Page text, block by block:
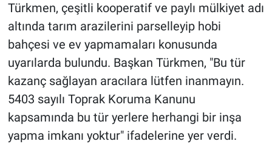
Türkmen, çeşitli kooperatif ve paylı mülkiyet adı
altında tarım arazilerini parselleyip hobi
bahçesi ve ev yapmamaları konusunda
uyarılarda bulundu. Başkan Türkmen, "Bu tür
kazanç sağlayan aracılara lütfen inanmayın.
5403 sayılı Toprak Koruma Kanunu
kapsamında bu tür yerlere herhangi bir inşa
yapma imkanı yoktur" ifadelerine yer verdi.